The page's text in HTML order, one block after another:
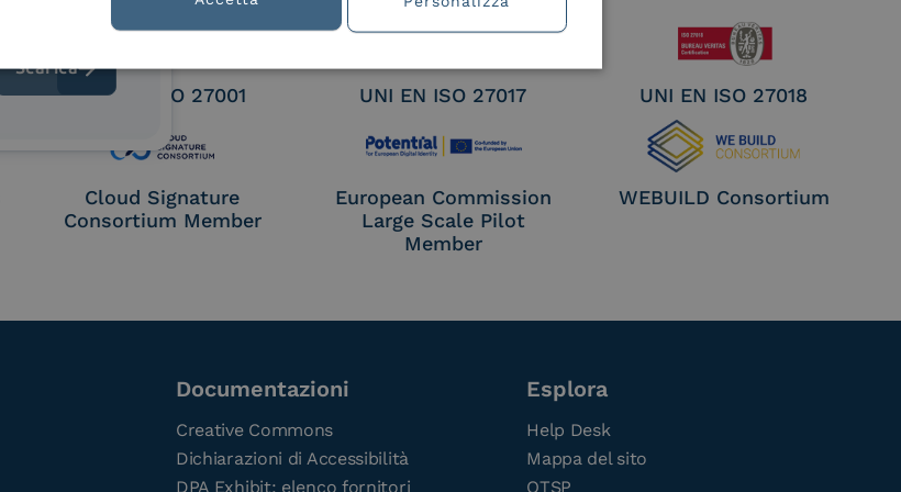
UNI EN ISO 27001 UNI EN ISO 27017 UNI EN ISO 27018
Cloud Signature
Consortium Member
European Commission
Large Scale Pilot
Member
WEBUILD Consortium
Documentazioni
Creative Commons
Dichiarazioni di Accessibilità
DPA Exhibit: elenco fornitori
Esplora
Help Desk
Mappa del sito
QTSP